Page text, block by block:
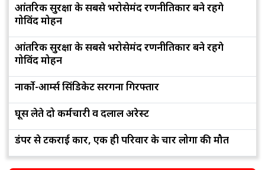
आंतरिक सुरक्षा के सबसे भरोसेमंद रणनीतिकार बने रहेंगे
गोविंद मोहन
आंतरिक सुरक्षा के सबसे भरोसेमंद रणनीतिकार बने रहेंगे
गोविंद मोहन
नार्को-आर्म्स सिंडिकेट सरगना गिरफ्तार
घूस लेते दो कर्मचारी व दलाल अरेस्ट
डंपर से टकराई कार, एक ही परिवार के चार लोगों की मौत